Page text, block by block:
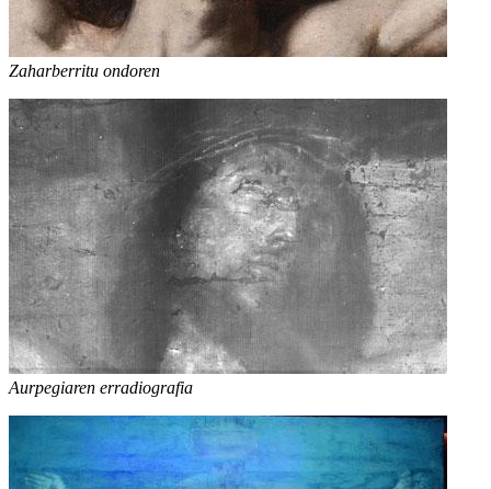
Zaharberritu ondoren
Aurpegiaren erradiografia